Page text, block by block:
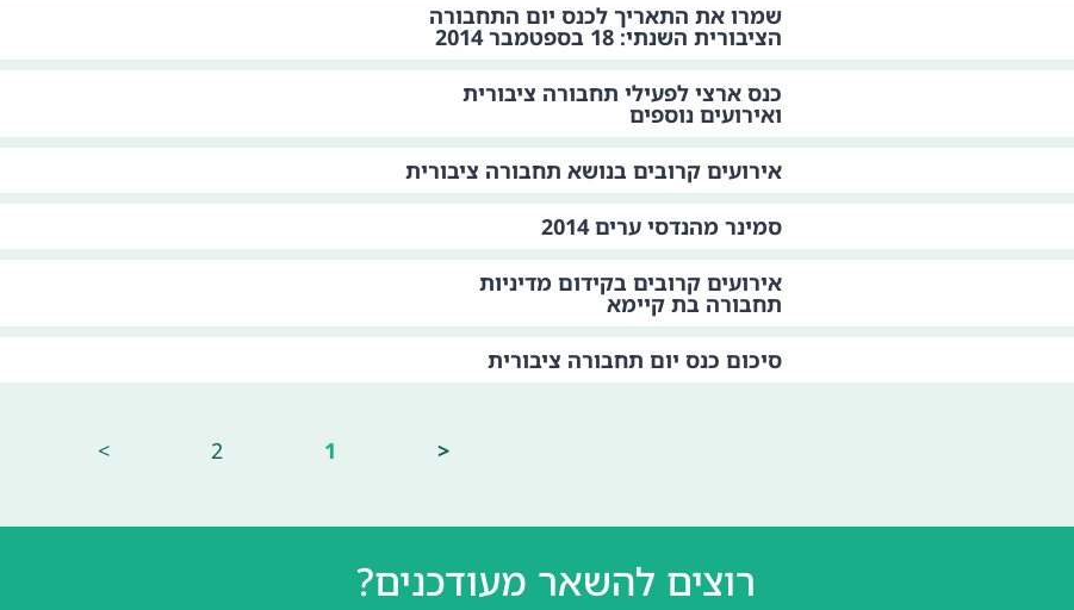
שמרו את התאריך לכנס יום התחבורה
הציבורית השנתי: 18 בספטמבר 2014
כנס ארצי לפעילי תחבורה ציבורית
ואירועים נוספים
אירועים קרובים בנושא תחבורה ציבורית
סמינר מהנדסי ערים 2014
אירועים קרובים בקידום מדיניות
תחבורה בת קיימא
סיכום כנס יום תחבורה ציבורית
<
1
2
>
רוצים להשאר מעודכנים?